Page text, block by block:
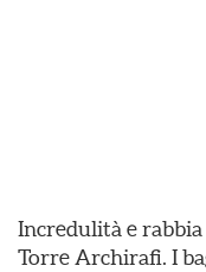
Incredulità e
Torre Archirafi. I